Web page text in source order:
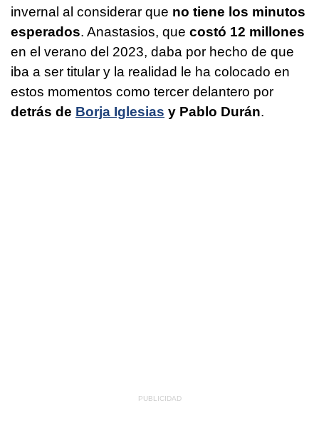
invernal al considerar que no tiene los minutos
esperados. Anastasios, que costó 12 millones
en el verano del 2023, daba por hecho de que
iba a ser titular y la realidad le ha colocado en
estos momentos como tercer delantero por
detrás de Borja Iglesias y Pablo Durán.